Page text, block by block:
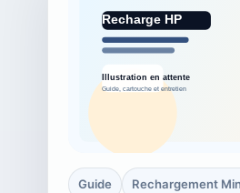
Guide Rechargement